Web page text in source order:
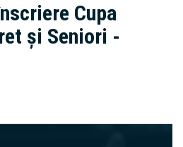
Cupa
și Seniori -